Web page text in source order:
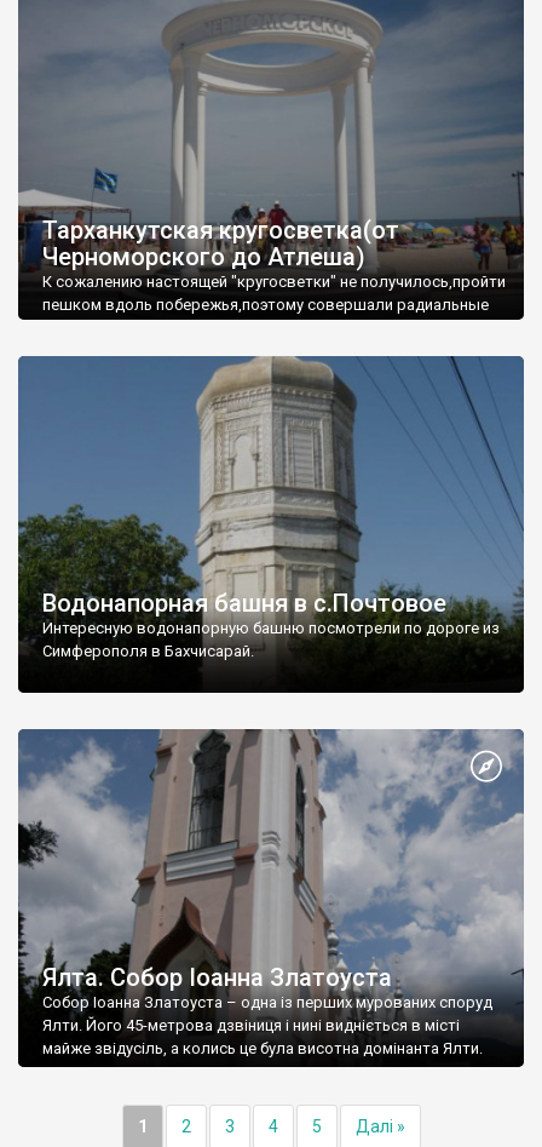
Тарханкутская кругосветка(от
Черноморского до Атлеша)
К сожалению настоящей "кругосветки" не получилось,пройти
пешком вдоль побережья,поэтому совершали радиальные
Водонапорная башня в с.Почтовое
Интересную водонапорную башню посмотрели по дороге из
Симферополя в Бахчисарай.
Ялта. Собор Іоанна Златоуста
Собор Іоанна Златоуста – одна із перших мурованих споруд
Ялти. Його 45-метрова дзвіниця і нині видніється в місті
майже звідусіль, а колись це була висотна домінанта Ялти.
1 2 3 4 5 Далі »